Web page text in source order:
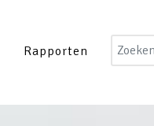
Rapporten
Zoeken